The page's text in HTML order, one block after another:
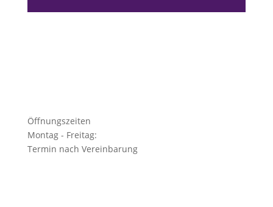
Öffnungszeiten
Montag - Freitag:
Termin nach Vereinbarung